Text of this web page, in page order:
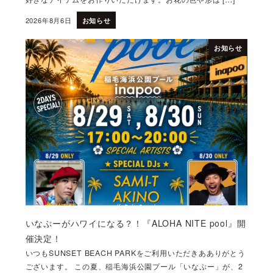
投稿日
2026年8月6日 お知らせ
お知らせ
いなぷーがハワイになる？！『ALOHA NITE pool』開
催決定！
いつもSUNSET BEACH PARKをご利用いただきあありがとう
ございます。 この夏、稲毛海浜公園プール「いなぷー」が、2